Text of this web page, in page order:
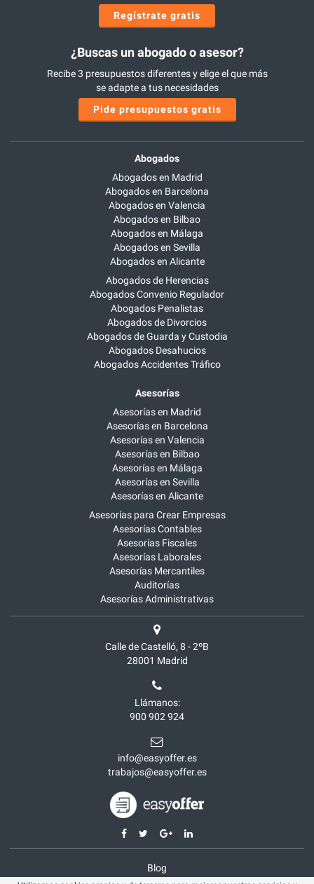
Regístrate gratis
¿Buscas un abogado o asesor?
Recibe 3 presupuestos diferentes y elige el que más
se adapte a tus necesidades
Pide presupuestos gratis
Abogados
Abogados en Madrid
Abogados en Barcelona
Abogados en Valencia
Abogados en Bilbao
Abogados en Málaga
Abogados en Sevilla
Abogados en Alicante
Abogados de Herencias
Abogados Convenio Regulador
Abogados Penalistas
Abogados de Divorcios
Abogados de Guarda y Custodia
Abogados Desahucios
Abogados Accidentes Tráfico
Asesorías
Asesorías en Madrid
Asesorías en Barcelona
Asesorías en Valencia
Asesorías en Bilbao
Asesorías en Málaga
Asesorías en Sevilla
Asesorías en Alicante
Asesorías para Crear Empresas
Asesorías Contables
Asesorías Fiscales
Asesorías Laborales
Asesorías Mercantiles
Auditorías
Asesorías Administrativas
Calle de Castelló, 8 - 2ºB
28001 Madrid
Llámanos:
900 902 924
info@easyoffer.es
trabajos@easyoffer.es
Blog